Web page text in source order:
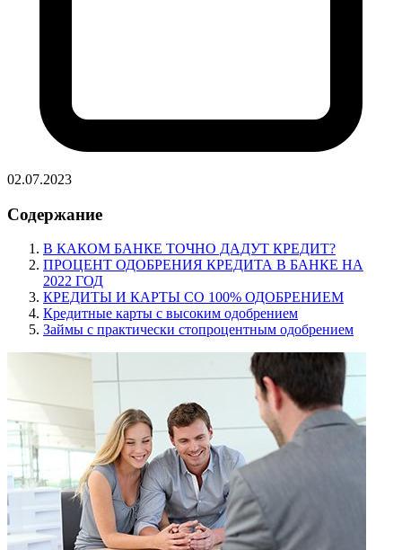
02.07.2023
Содержание
В КАКОМ БАНКЕ ТОЧНО ДАДУТ КРЕДИТ?
ПРОЦЕНТ ОДОБРЕНИЯ КРЕДИТА В БАНКЕ НА
2022 ГОД
КРЕДИТЫ И КАРТЫ СО 100% ОДОБРЕНИЕМ
Кредитные карты с высоким одобрением
Займы с практически стопроцентным одобрением